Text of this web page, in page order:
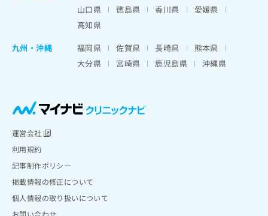
山口県
徳島県 香川県
愛媛県
高知県
九州・沖縄
福岡県 佐賀県 長崎県
熊本県
大分県
宮崎県 鹿児島県 沖縄県
運営会社
利用規約
記事制作ポリシー
掲載情報の修正について
個人情報の取り扱いについて
お問い合わせ